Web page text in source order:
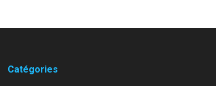
Catégories